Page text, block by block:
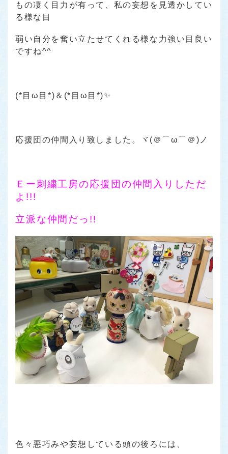
もの凄く目力が有って、私の妄想を見透かしてい
る様な目
弱い自分を奮い立たせてくれる様な力強い目良い
ですね^^
(*目ω目*)＆(*目ω目*)✨
応援団の仲間入り致しました。ヾ(＠⌒ω⌒＠)ノ
Ｅー刺繍工房の応援団の仲間入りしただ
よ!!!
立派な仲間だっ!!
色々悪巧みや妄想している頭の後ろには、